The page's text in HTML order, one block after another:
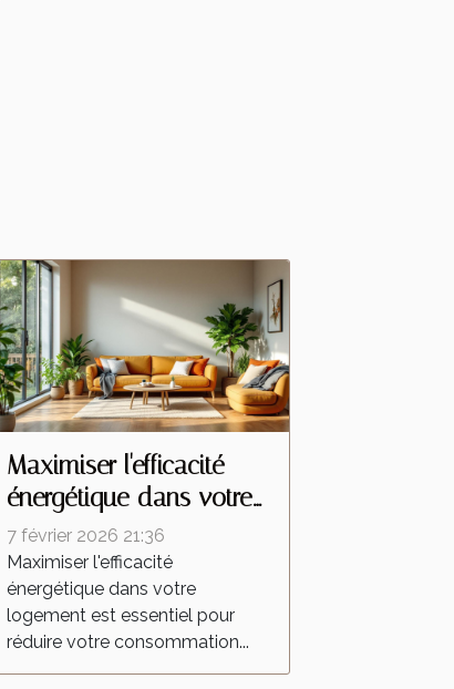
Maximiser l'efficacité
énergétique dans votre
logement : conseils
pratiques
7 février 2026 21:36
Maximiser l'efficacité
énergétique dans votre
logement est essentiel pour
réduire votre consommation...